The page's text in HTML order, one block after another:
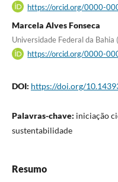
https://orcid.org/0000-
Marcela Alves Fonseca
Universidade Federal da Bahia
https://orcid.org/0000-
DOI: https://doi.org/
Palavras-chave: iniciação
sustentabilidade
Resumo